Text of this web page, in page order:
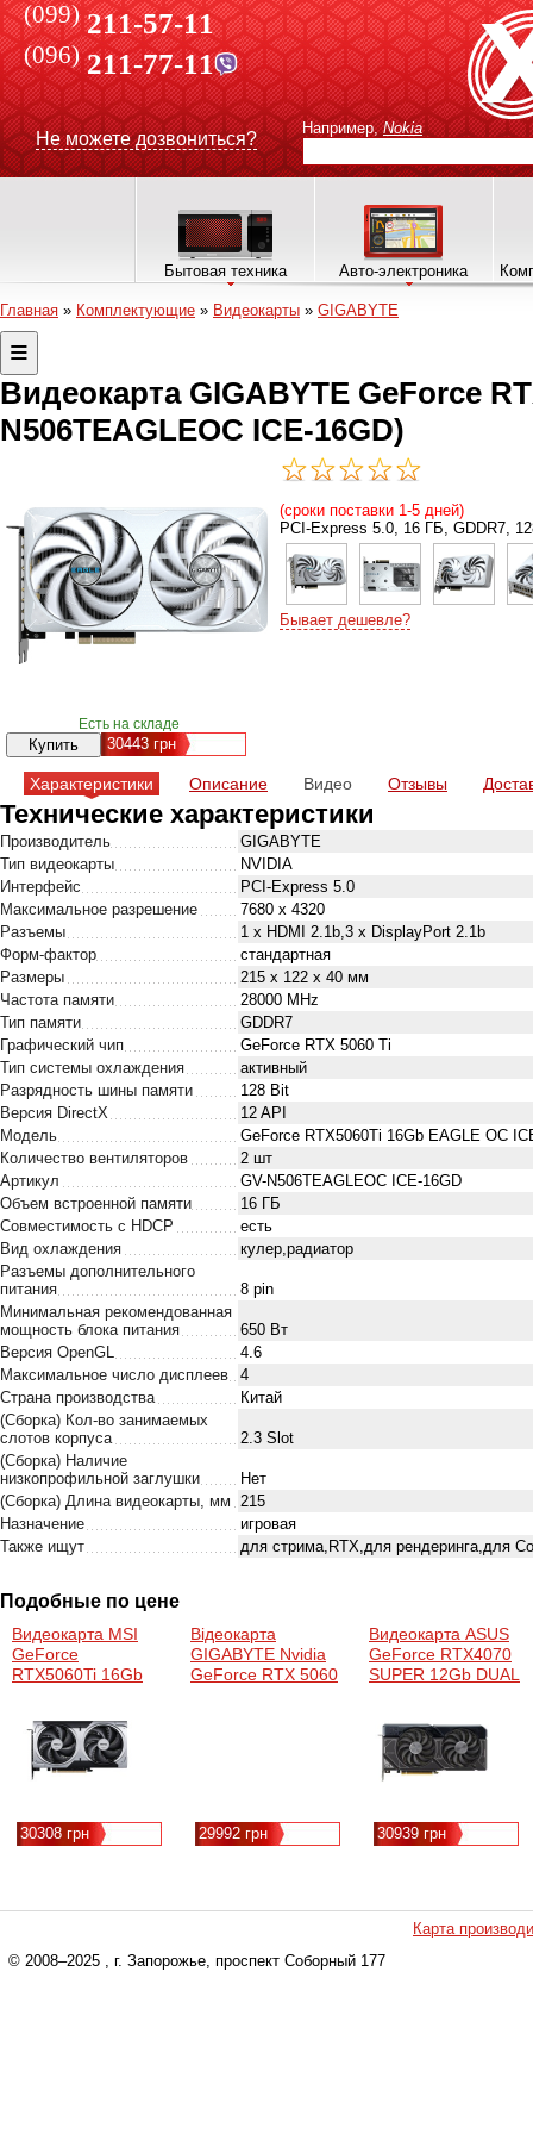
(099) 211-57-11
(096)211-77-11
Не можете дозвониться?
Например, Nokia
Бытовая техника Авто-электроника
Главная » Комплектующие » Видеокарты » GIGABYTE
Видеокарта GIGABYTE GeForce
N506TEAGLEOC ICE-16GD)
Есть на складе
30443грн
(сроки поставки 1-5 дней)
PCI-Express 5.0, 16 ГБ, GDDR7,
Бывает дешевле?
Характеристики Описание Видео Отзывы
Технические характеристики
Производитель
GIGABYTE
Тип видеокарты
NVIDIA
Интерфейс
PCI-Express 5.0
Максимальное разрешение
7680 x 4320
Разъемы
1 x HDMI 2.1b,3 x DisplayPort 2.1b
Форм-фактор
стандартная
Размеры
215 х 122 х 40 мм
Частота памяти
28000 MHz
Тип памяти
GDDR7
Графический чип
GeForce RTX 5060 Ti
Тип системы охлаждения
активный
Разрядность шины памяти
128 Bit
Версия DirectX
12 API
Модель
GeForce RTX5060Ti 16Gb EAGLE OC
Количество вентиляторов
2 шт
Артикул
GV-N506TEAGLEOC ICE-16GD
Объем встроенной памяти
16 ГБ
Совместимость с HDCP
есть
Вид охлаждения
кулер,радиатор
Разъемы дополнительного
питания
8 pin
Минимальная рекомендованная
мощность блока питания
650 Вт
Версия OpenGL
4.6
Максимальное число дисплеев
4
Страна производства
Китай
(Сборка) Кол-во занимаемых
слотов корпуса
2.3 Slot
(Сборка) Наличие
низкопрофильной заглушки
Нет
(Сборка) Длина видеокарты, мм 215
Назначение
игровая
Также ищут
для стрима,RTX,для рендеринга,для
Подобные по цене
Видеокарта MSI
GeForce
RTX5060Ti 16Gb
16G VENTUS 2X
OC PLUS)
30308 грн
Відеокарта
GIGABYTE Nvidia
GeForce RTX 5060
29992 грн
Видеокарта ASUS
GeForce RTX4070
SUPER 12Gb DUAL
30939 грн
Карта
© 2008–2025 , г. Запорожье, проспект Соборный 177